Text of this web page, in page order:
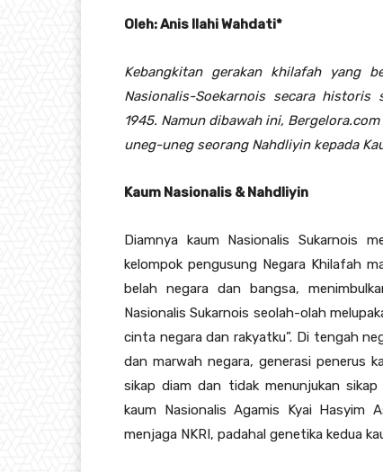
Oleh: Anis Ilahi Wahdati*
Kebangkitan gerakan khilafah yang
Nasionalis-Soekarnois secara historis
1945. Namun dibawah ini,
uneg-uneg seorang Nahdliyin kepada
Kaum Nasionalis & Nahdliyin
Diamnya kaum Nasionalis Sukarnois
kelompok pengusung Negara Khilafah
belah negara dan bangsa,
Nasionalis Sukarnois seolah-olah
cinta negara dan rakyatku”. Di tengah
dan marwah negara, generasi penerus
sikap diam dan tidak menunjukan
kaum Nasionalis Agamis Kyai Hasyim
menjaga NKRI, padahal genetika kedua